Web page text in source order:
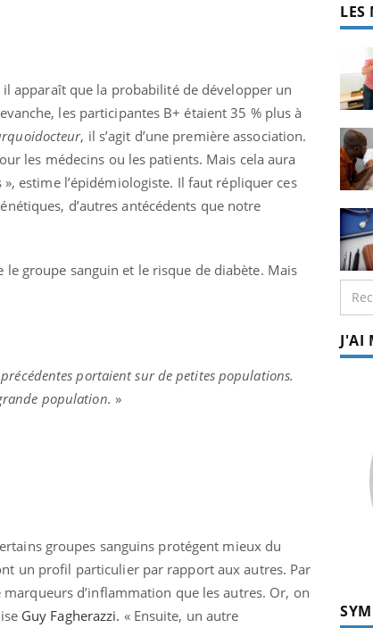
apparaît que la probabilité de développer un
les participantes B+ étaient 35 % plus à
, il s’agit d’une première association.
les médecins ou les patients. Mais cela aura
», estime l’épidémiologiste. Il faut répliquer ces
d’autres antécédents que notre
groupe sanguin et le risque de diabète. Mais
précédentes portaient sur de petites populations.
population. »
groupes sanguins protégent mieux du
un profil particulier par rapport aux autres. Par
d’inflammation que les autres. Or, on
Guy Fagherazzi. « Ensuite, un autre
LES
J'AI